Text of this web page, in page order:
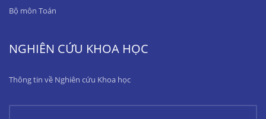
Bộ môn Toán
NGHIÊN CỨU KHOA HỌC
Thông tin về Nghiên cứu Khoa học